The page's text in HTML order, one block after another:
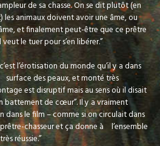
de sa chasse. On se dit plutôt (en
animaux doivent avoir une âme, ou
et finalement peut-être que ce prêtre
le tuer pour s’en libérer.”
l’érotisation du monde qu’il y a dans
surface des peaux, et monté très
est disruptif mais au sens où il disait
battement de cœur”. Il y a vraiment
dans le film – comme si on circulait dans
chasseur et ça donne à
l’ensemble
réussie.”